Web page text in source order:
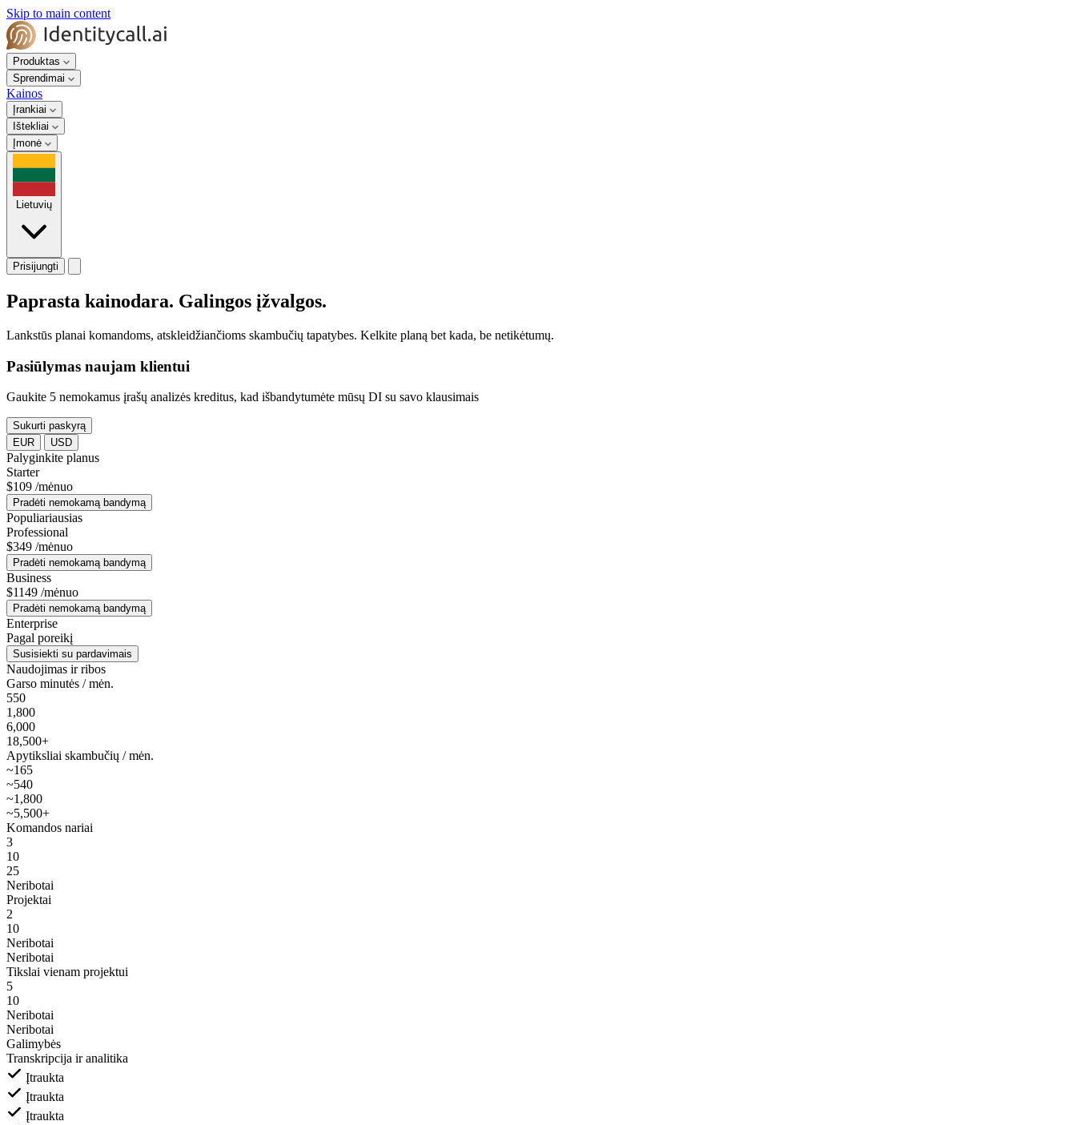
Skip to main content
Produktas
Sprendimai
Kainos
Įrankiai
Ištekliai
Įmonė
Lietuvių
Prisijungti
Paprasta kainodara. Galingos įžvalgos.
Lankstūs planai komandoms, atskleidžiančioms skambučių tapatybes. Kelkite planą bet kada, be netikėtumų.
Pasiūlymas naujam klientui
Gaukite 5 nemokamus įrašų analizės kreditus, kad išbandytumėte mūsų DI su savo klausimais
Sukurti paskyrą
EUR
USD
Palyginkite planus
Starter
$109 /mėnuo
Pradėti nemokamą bandymą
Populiariausias
Professional
$349 /mėnuo
Pradėti nemokamą bandymą
Business
$1149 /mėnuo
Pradėti nemokamą bandymą
Enterprise
Pagal poreikį
Susisiekti su pardavimais
Naudojimas ir ribos
Garso minutės / mėn.
550
1,800
6,000
18,500+
Apytiksliai skambučių / mėn.
~165
~540
~1,800
~5,500+
Komandos nariai
3
10
25
Neribotai
Projektai
2
10
Neribotai
Neribotai
Tikslai vienam projektui
5
10
Neribotai
Neribotai
Galimybės
Transkripcija ir analitika
Įtraukta
Įtraukta
Įtraukta